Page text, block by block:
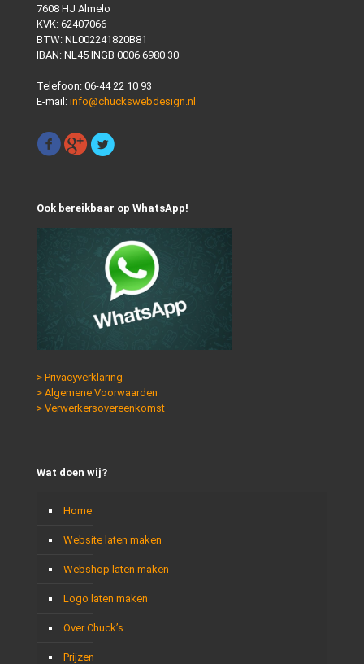
7608 HJ Almelo
KVK: 62407066
BTW: NL002241820B81
IBAN: NL45 INGB 0006 6980 30
Telefoon: 06-44 22 10 93
E-mail: info@chuckswebdesign.nl
Ook bereikbaar op WhatsApp!
> Privacyverklaring
> Algemene Voorwaarden
> Verwerkersovereenkomst
Wat doen wij?
Home
Website laten maken
Webshop laten maken
Logo laten maken
Over Chuck’s
Prijzen